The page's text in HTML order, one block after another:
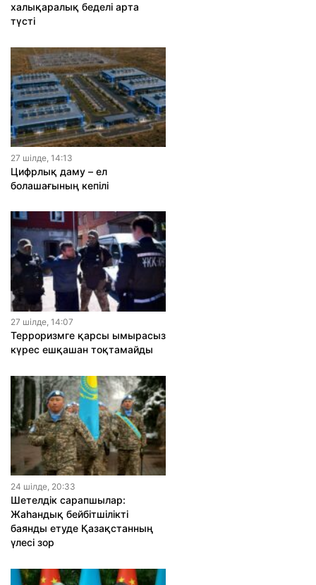
халықаралық беделі арта
түсті
27 шiлде, 14:13
Цифрлық даму – ел
болашағының кепілі
27 шiлде, 14:07
Терроризмге қарсы ымырасыз
күрес ешқашан тоқтамайды
24 шiлде, 20:33
Шетелдік сарапшылар:
Жаһандық бейбітшілікті
баянды етуде Қазақстанның
үлесі зор